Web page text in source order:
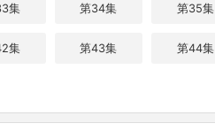
集 第34集 第35集
集 第43集 第44集